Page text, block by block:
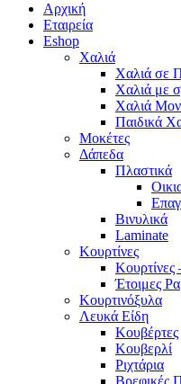
Αρχική
Εταιρεία
Eshop
Χαλιά
Χαλιά σε
Χαλιά με
Χαλιά
Παιδικά
Μοκέτες
Δάπεδα
Πλαστικά
Βινυλικά
Laminate
Κουρτίνες
Έτοιμες
Κουρτινόξυλα
Λευκά Είδη
Κουβέρτες
Κουβερλί
Ριχτάρια
Βρεφικές